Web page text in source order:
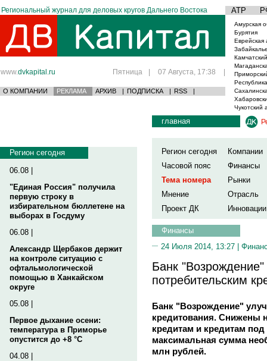
Региональный журнал для деловых кругов Дальнего Востока АТР
www.dvkapital.ru Пятница | 07 Августа, 17:38 |
О КОМПАНИИ РЕКЛАМА АРХИВ | ПОДПИСКА | RSS |
Амурская
Бурятия
Еврейская
Чукотский
Регион сегодня
06.08 |
"Единая Россия" получила
первую строку в
избирательном бюллетене на
выборах в Госдуму
06.08 |
Александр Щербаков держит
на контроле ситуацию с
офтальмологической
помощью в Ханкайском
округе
05.08 |
Первое дыхание осени:
температура в Приморье
опустится до +8 °C
04.08 |
главная
Регион сегодня
Компании
Часовой пояс
Финансы
Тема номера
Рынки
Мнение
Отрасль
Проект ДК
Инновации
Финансы
24 Июля 2014, 13:27 |
Банк "Возрождение"
потребительским
Банк "Возрождение"
кредитования. Снижены
кредитам и кредитам
максимальная сумма
млн рублей.